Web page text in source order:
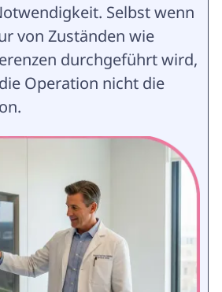
Selbst wenn
von Zuständen wie
durchgeführt wird,
Operation nicht die